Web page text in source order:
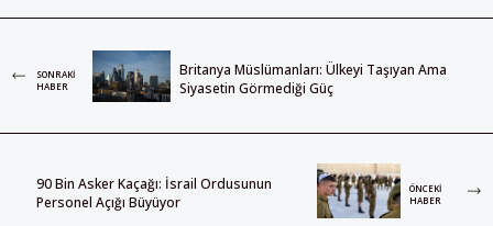
SONRAKI
HABER
Britanya Müslümanları: Ülkeyi Taşıyan Ama
Siyasetin Görmediği Güç
90 Bin Asker Kaçağı: İsrail Ordusunun
Personel Açığı Büyüyor
ÖNCEKI
HABER